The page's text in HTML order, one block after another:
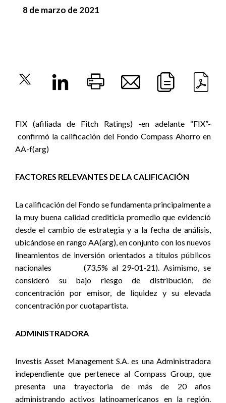
8 de marzo de 2021
FIX (afiliada de Fitch Ratings) -en adelante “FIX”-
confirmó la calificación del Fondo Compass Ahorro en
AA-f(arg)
FACTORES RELEVANTES DE LA CALIFICACIÓN
La calificación del Fondo se fundamenta principalmente a
la muy buena calidad crediticia promedio que evidenció
desde el cambio de estrategia y a la fecha de análisis,
ubicándose en rango AA(arg), en conjunto con los nuevos
lineamientos de inversión orientados a títulos públicos
nacionales (73,5% al 29-01-21). Asimismo, se
consideró su bajo riesgo de distribución, de
concentración por emisor, de liquidez y su elevada
concentración por cuotapartista.
ADMINISTRADORA
Investis Asset Management S.A. es una Administradora
independiente que pertenece al Compass Group, que
presenta una trayectoria de más de 20 años
administrando activos latinoamericanos en la región.